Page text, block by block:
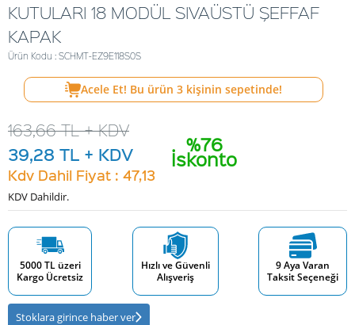
KUTULARI 18 MODÜL SIVAÜSTÜ ŞEFFAF
KAPAK
Ürün Kodu : SCHMT-EZ9E118S0S
Acele Et! Bu ürün 3 kişinin sepetinde!
%76
İskonto
163,66TL + KDV
39,28 TL + KDV
Kdv Dahil Fiyat : 47,13
KDV Dahildir.
5000 TL üzeri
Kargo Ücretsiz
Hızlı ve Güvenli
Alışveriş
9 Aya Varan
Taksit Seçeneği
Stoklara girince haber ver